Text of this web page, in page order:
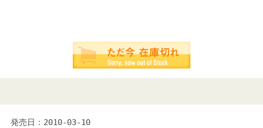
発売日：2010-03-10